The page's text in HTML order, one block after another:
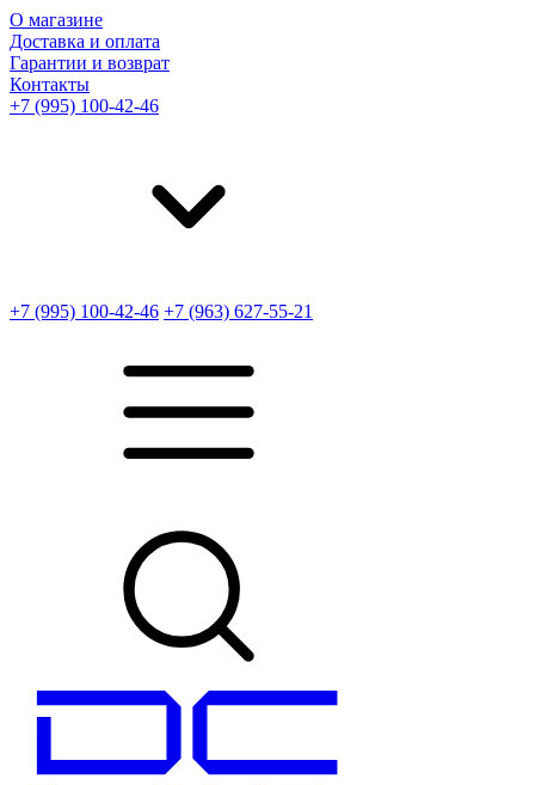
О магазине
Доставка и оплата
Гарантии и возврат
Контакты
+7 (995) 100-42-46
+7 (995) 100-42-46 +7 (963) 627-55-21